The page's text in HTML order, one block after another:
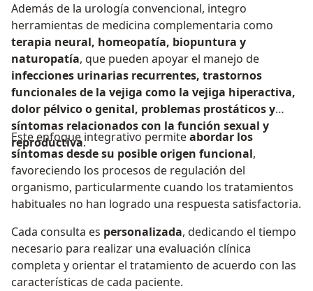
Además de la urología convencional, integro
herramientas de medicina complementaria como
terapia neural, homeopatía, biopuntura y
naturopatía, que pueden apoyar el manejo de
infecciones urinarias recurrentes, trastornos
funcionales de la vejiga como la vejiga hiperactiva,
dolor pélvico o genital, problemas prostáticos y
síntomas relacionados con la función sexual y
reproductiva.
Este enfoque integrativo permiteabordar los
síntomas desde su posible origen funcional,
favoreciendo los procesos de regulación del
organismo, particularmente cuando los tratamientos
habituales no han logrado una respuesta satisfactoria.
Cada consulta es personalizada, dedicando el tiempo
necesario para realizar una evaluación clínica
completa y orientar el tratamiento de acuerdo con las
características de cada paciente.